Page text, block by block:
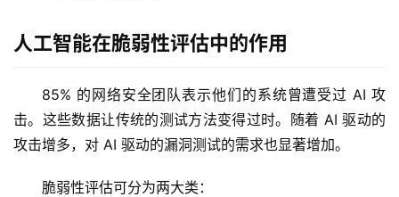
人工智能在脆弱性评估中​​的作用
85% 的网络安全团队表示他们的系统曾遭受过 AI 攻
击。这些数据让传统的测试方法变得过时。随着 AI 驱动的
攻击增多，对 AI 驱动的漏洞测试的需求也显著增加。
脆弱性评估可分为两大类：